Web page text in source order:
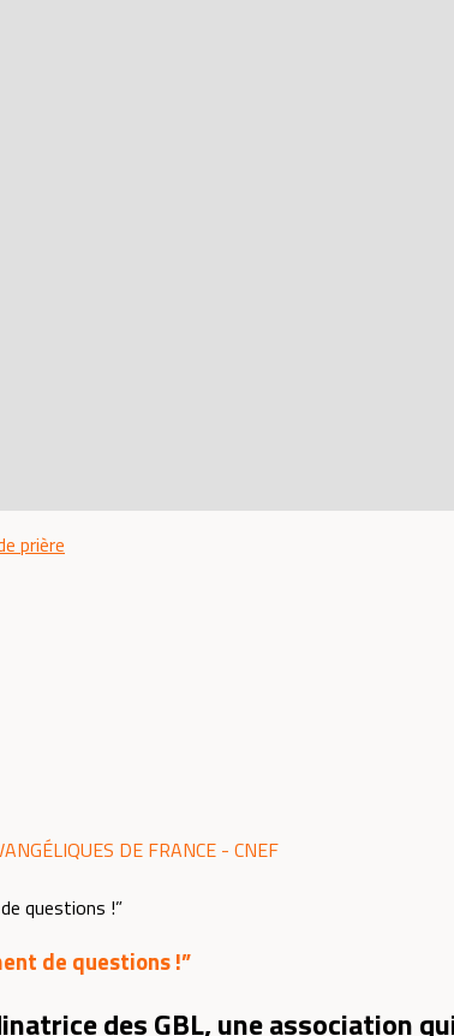
prière
DE FRANCE - CNEF
de questions !”
des GBL, une association